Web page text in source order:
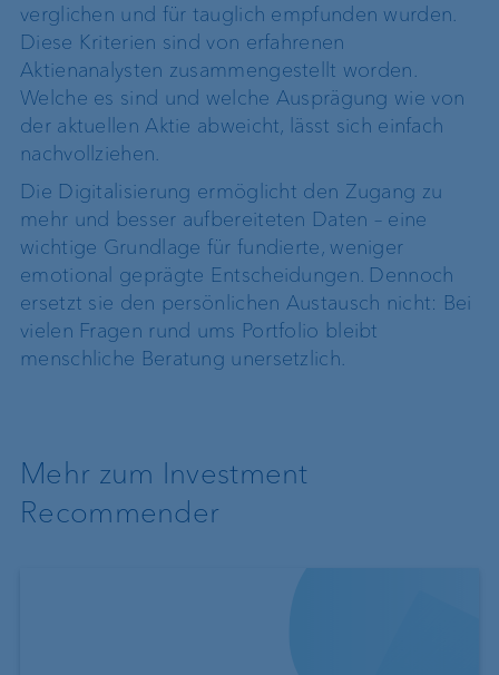
verglichen und für tauglich empfunden wurden.
Diese Kriterien sind von erfahrenen
Aktienanalysten zusammengestellt worden.
Welche es sind und welche Ausprägung wie von
der aktuellen Aktie abweicht, lässt sich einfach
nachvollziehen.
Die Digitalisierung ermöglicht den Zugang zu
mehr und besser aufbereiteten Daten – eine
wichtige Grundlage für fundierte, weniger
emotional geprägte Entscheidungen. Dennoch
ersetzt sie den persönlichen Austausch nicht: Bei
vielen Fragen rund ums Portfolio bleibt
menschliche Beratung unersetzlich.
Mehr zum Investment
Recommender